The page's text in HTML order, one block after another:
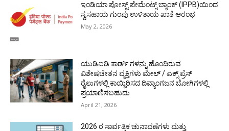
ಇಂಡಿಯಾ ಪೋಸ್ಟ್ ಪೇಮೆಂಟ್ಸ್ ಬ್ಯಾಂಕ್ (IPPB)ಯಿಂದ
ಸ್ವಸಹಾಯ ಗುಂಪು ಉಳಿತಾಯ ಖಾತೆ ಆರಂಭ
May 2, 2026
ಯುಡಿಐಡಿ ಕಾರ್ಡ್ ಗಳನ್ನು ಹೊಂದಿರುವ
ವಿಶೇಷಚೇತನ ವ್ಯಕ್ತಿಗಳು ಮೇಲ್ / ಎಕ್ಸ್ ಪ್ರೆಸ್
ರೈಲುಗಳಲ್ಲಿ ಕಾಯ್ದಿರಿಸದ ದಿವ್ಯಾಂಗಜನ ಬೋಗಿಗಳಲ್ಲಿ
ಪ್ರಯಾಣಿಸಬಹುದು
April 21, 2026
2026 ರ ಸಾರ್ವತ್ರಿಕ ಚುನಾವಣೆಗಳು ಮತ್ತು